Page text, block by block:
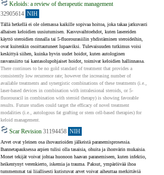
Keloids: a review of therapeutic management
32905614 NIH
Tällä hetkellä ei ole olemassa kaikille sopivaa hoitoa, joka takaa jatkuvasti
alhaisen keloidien uusiutumisen. Kasvuvaihtoehdot, kuten lasereiden
käyttö steroidien rinnalla tai 5-fluorourasiilin yhdistäminen steroideihin,
ovat kuitenkin osoittautuneet lupaaviksi. Tulevaisuuden tutkimus voisi
keskittyä siihen, kuinka hyvin uudet hoidot, kuten autologinen
rasvansiirto tai kantasolupohjaiset hoidot, toimivat keloidien hallinnassa.
There continues to be no gold standard of treatment that provides a
consistently low recurrence rate; however the increasing number of
available treatments and synergistic combinations of these treatments (i.e.,
laser-based devices in combination with intralesional steroids, or 5-
fluorouracil in combination with steroid therapy) is showing favorable
results. Future studies could target the efficacy of novel treatment
modalities (i.e., autologous fat grafting or stem cell-based therapies) for
keloid management.
Scar Revision 31194458 NIH
Arvet ovat yleinen osa ihovaurioiden jälkeistä paranemisprosessia.
Ihannetapauksessa arpien tulisi olla tasaisia, ohuita ja ihonvärin mukaisia.
Monet tekijät voivat johtaa huonoon haavan paranemiseen, kuten infektio,
heikentynyt verenkierto, iskemia ja trauma. Paksut, ympäröivää ihoa
tummemmat tai liiallisesti kutistuvat arvet voivat aiheuttaa merkittäviä